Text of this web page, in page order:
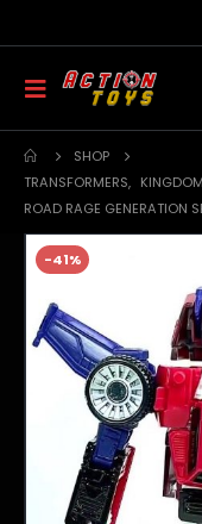
SHOP
TRANSFORMERS, KINGDOM
ROAD RAGE GENERATION
-41%